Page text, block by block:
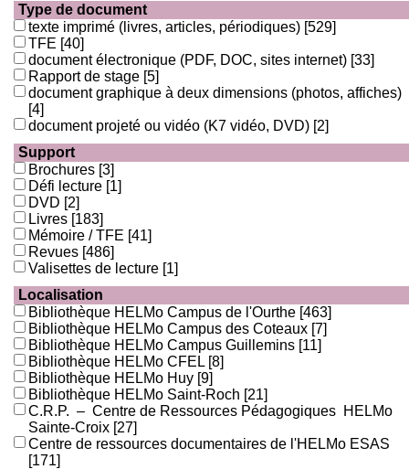
Type de document
texte imprimé (livres, articles, périodiques) [529]
TFE [40]
document électronique (PDF, DOC, sites internet) [33]
Rapport de stage [5]
document graphique à deux dimensions (photos, affiches)
[4]
document projeté ou vidéo (K7 vidéo, DVD) [2]
Support
Brochures [3]
Défi lecture [1]
DVD [2]
Livres [183]
Mémoire / TFE [41]
Revues [486]
Valisettes de lecture [1]
Localisation
Bibliothèque HELMo Campus de l'Ourthe [463]
Bibliothèque HELMo Campus des Coteaux [7]
Bibliothèque HELMo Campus Guillemins [11]
Bibliothèque HELMo CFEL [8]
Bibliothèque HELMo Huy [9]
Bibliothèque HELMo Saint-Roch [21]
C.R.P. – Centre de Ressources Pédagogiques HELMo
Sainte-Croix [27]
Centre de ressources documentaires de l'HELMo ESAS
[171]